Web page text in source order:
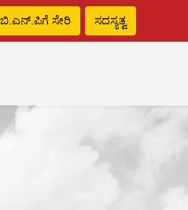
ಬಿ.ಎನ್‌.ಪಿಗೆ ಸೇರಿ ಸದಸ್ಯತ್ವ